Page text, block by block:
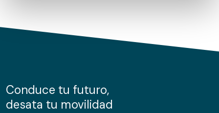
de cookies.
información sobre el uso que haga del sitio web con
nuestros partners de redes sociales, publicidad y análisis
Conduce tu futuro,
desata tu movilidad